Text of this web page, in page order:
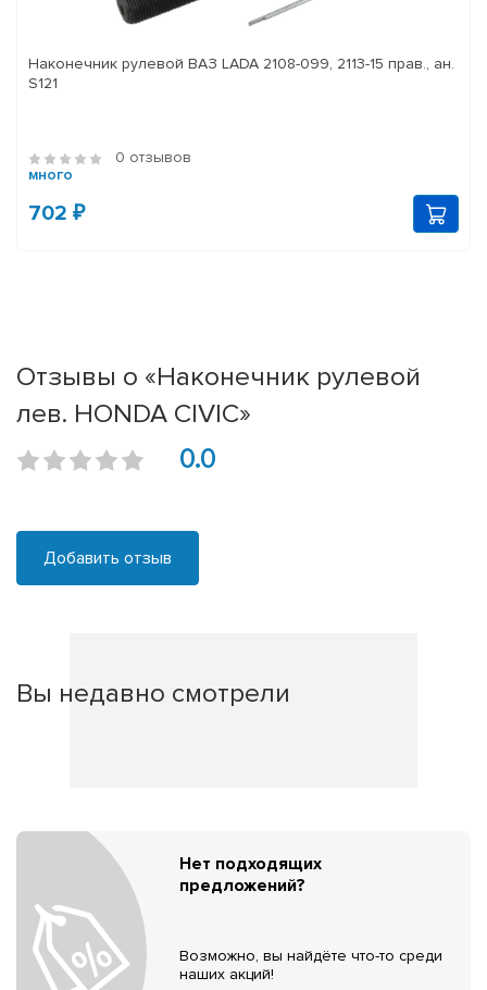
Наконечник рулевой ВАЗ LADA 2108-099, 2113-15 прав., ан.
S121
0 отзывов
много
702 ₽
Отзывы о «Наконечник рулевой
лев. HONDA CIVIC»
0.0
Добавить отзыв
Вы недавно смотрели
Нет подходящих
предложений?
Возможно, вы найдёте что-то среди
наших акций!